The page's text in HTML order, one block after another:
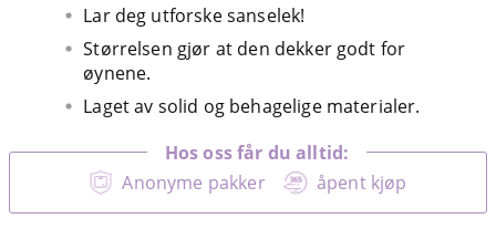
Lar deg utforske sanselek!
Størrelsen gjør at den dekker godt for
øynene.
Laget av solid og behagelige materialer.
Anonyme pakker åpent kjøp
Hos oss får du alltid: